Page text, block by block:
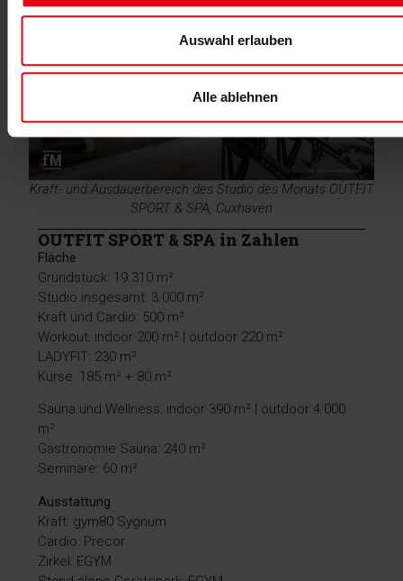
Auswahl erlauben
Alle ablehnen
Kraft- und Ausdauerbereich des Studio des Monats OUTFIT
SPORT & SPA, Cuxhaven
OUTFIT SPORT & SPA in Zahlen
Fläche
Grundstück: 19.310 m²
Studio insgesamt: 3.000 m²
Kraft und Cardio: 500 m²
Workout: indoor 200 m² | outdoor 220 m²
LADYFIT: 230 m²
Kurse: 185 m² + 80 m²
Sauna und Wellness: indoor 390 m² | outdoor 4.000
m²
Gastronomie Sauna: 240 m²
Seminare: 60 m²
Ausstattung
Kraft: gym80 Sygnum
Cardio: Precor
Zirkel: EGYM